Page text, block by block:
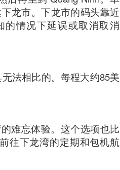
龙市。下龙市的码头靠近
的情况下延误或取消取消
法相比的。每程大约85美
难忘体验。这个选项也比
往下龙湾的定期和包机航
dish. The pork was well-
is juicy and tender with a